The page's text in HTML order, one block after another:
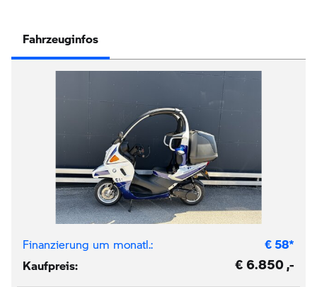
Fahrzeuginfos
Finanzierung um monatl.: € 58*
Kaufpreis:
€ 6.850 ,-